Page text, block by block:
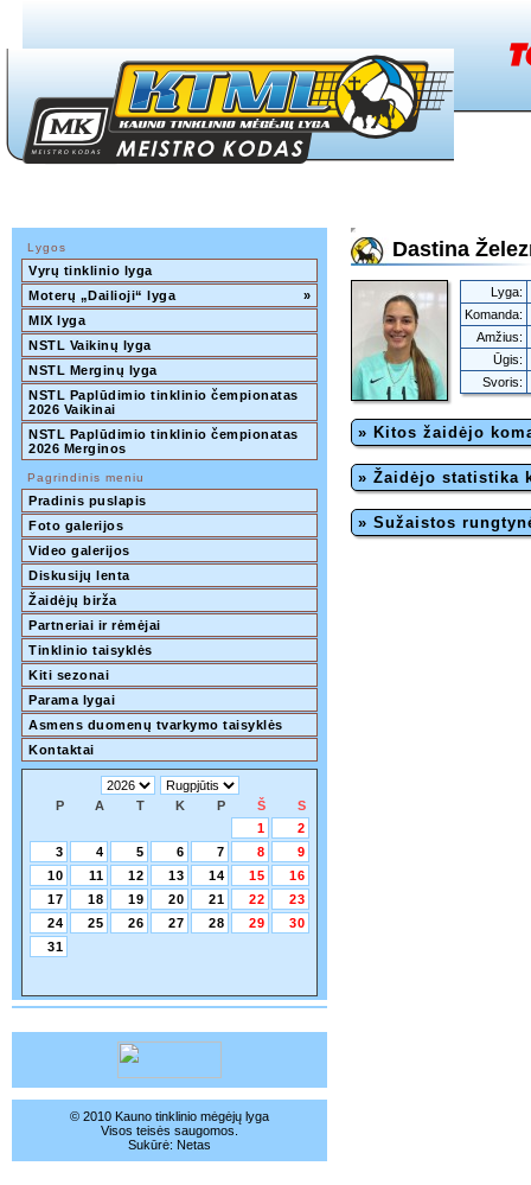
Lygos
Vyrų tinklinio lyga
Moterų „Dailioji“ lyga
»
MIX lyga
NSTL Vaikinų lyga
NSTL Merginų lyga
NSTL Paplūdimio tinklinio čempionatas
2026 Vaikinai
NSTL Paplūdimio tinklinio čempionatas
2026 Merginos
Pagrindinis meniu
Pradinis puslapis
Foto galerijos
Video galerijos
Diskusijų lenta
Žaidėjų birža
Partneriai ir rėmėjai
Tinklinio taisyklės
Kiti sezonai
Parama lygai
Asmens duomenų tvarkymo taisyklės
Kontaktai
P A T K P Š
S
1
2
3
4 5 6 7 8
9
10
11 12 13 14 15
16
17
18 19 20 21 22
23
24
25 26 27 28 29
30
31
© 2010 Kauno tinklinio mėgėjų lyga
Visos teisės saugomos.
Sukūrė: Netas
Dastina
Lyga:
Komanda:
Amžius:
Ūgis:
Svoris:
» Kitos žaidėjo
» Žaidėjo statistika
» Sužaistos